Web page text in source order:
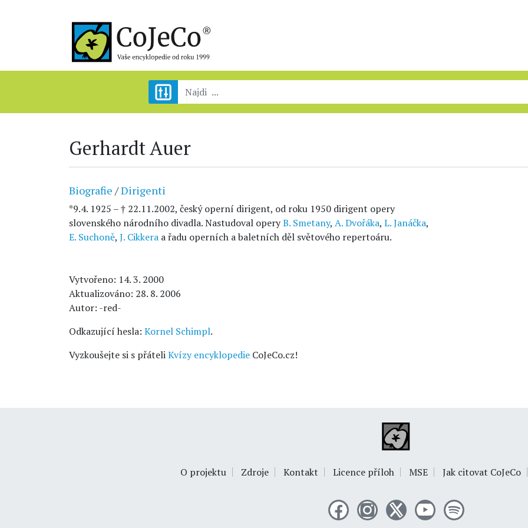
Gerhardt Auer
Biografie /Dirigenti
*9.4. 1925 – † 22.11.2002, český operní dirigent, od roku 1950 dirigent opery
slovenského národního divadla. Nastudoval operyB. Smetany, A. Dvořáka, L. Janáčka,
E. Suchoně, J. Cikkera a řadu operních a baletních děl světového repertoáru.
Vytvořeno: 14. 3. 2000
Aktualizováno: 28. 8. 2006
Autor: -red-
Odkazující hesla: Kornel Schimpl.
Vyzkoušejte si s přáteliKvízy encyklopedie CoJeCo.cz!
O projektu Zdroje Kontakt Licence příloh MSE Jak citovat CoJeCo